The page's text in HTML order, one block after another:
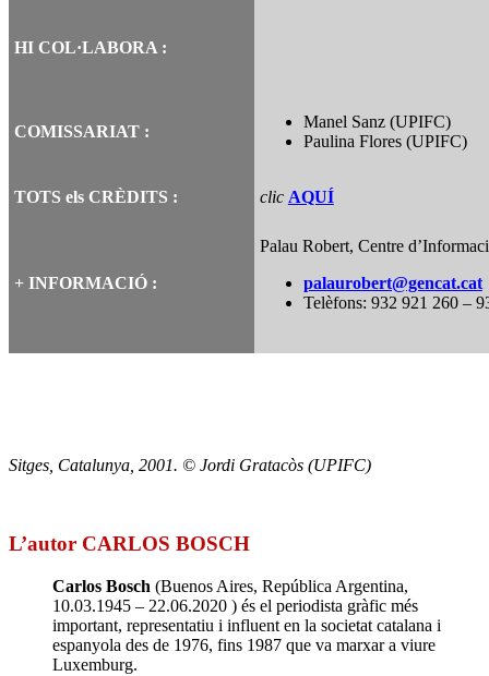
HI COL·LABORA :
COMISSARIAT :
Manel Sanz (UPIFC)
Paulina Flores (UPIFC)
TOTS els CRÈDITS : clic AQUÍ
+ INFORMACIÓ :
Palau Robert, Centre
palaurobert@gencat.cat
Telèfons: 932 921 260 –
Sitges, Catalunya, 2001. © Jordi Gratacòs (UPIFC)
L’autor CARLOS BOSCH
Carlos Bosch (Buenos Aires, República Argentina,
10.03.1945 – 22.06.2020 ) és el periodista gràfic més
important, representatiu i influent en la societat catalana i
espanyola des de 1976, fins 1987 que va marxar a viure
Luxemburg.